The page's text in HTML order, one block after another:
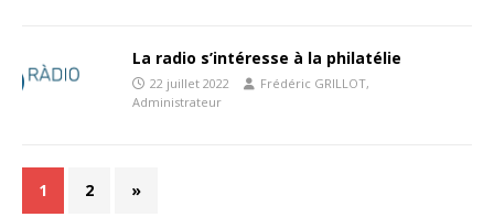
La radio s’intéresse à la philatélie
22 juillet 2022
Frédéric GRILLOT,
Administrateur
1 2 »